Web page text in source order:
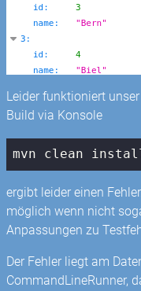
Leider funktioniert
Build via Konsole
mvn clean
ergibt leider einen
möglich wenn nicht
Anpassungen zu
Der Fehler liegt am
CommandLineRunner,